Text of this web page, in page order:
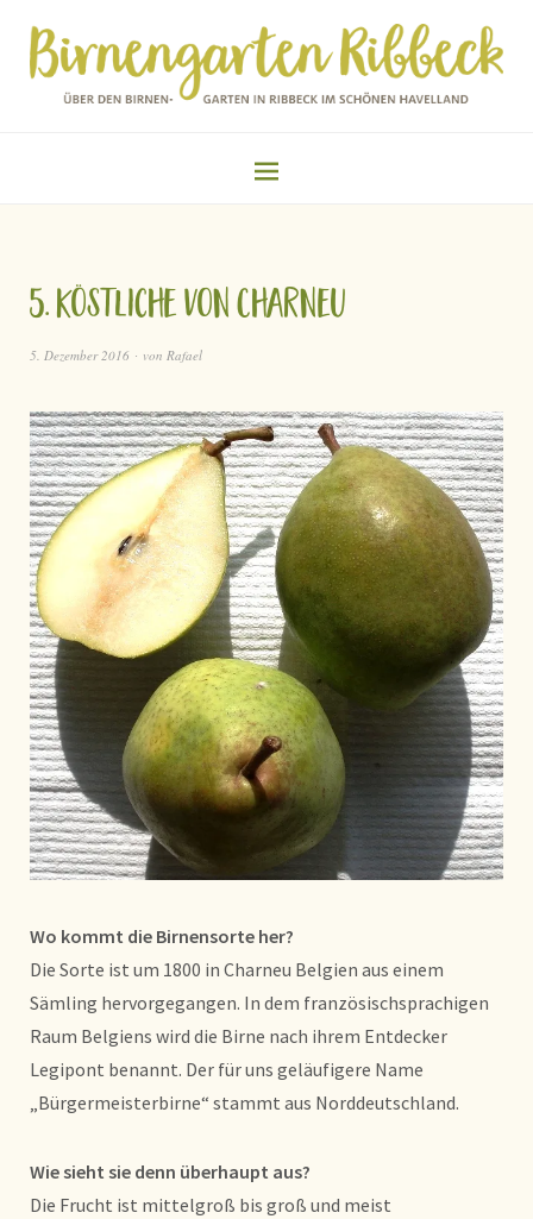
5. Köstliche von Charneu
5. Dezember 2016 von Rafael
Wo kommt die Birnensorte her?
Die Sorte ist um 1800 in Charneu Belgien aus einem
Sämling hervorgegangen. In dem französischsprachigen
Raum Belgiens wird die Birne nach ihrem Entdecker
Legipont benannt. Der für uns geläufigere Name
„Bürgermeisterbirne“ stammt aus Norddeutschland.
Wie sieht sie denn überhaupt aus?
Die Frucht ist mittelgroß bis groß und meist